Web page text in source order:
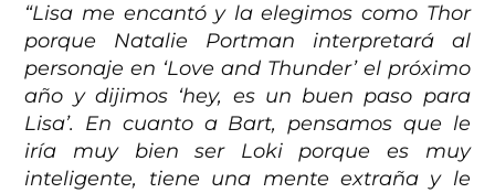
“Lisa me encantó y la elegimos como Thor
porque Natalie Portman interpretará al
personaje en ‘Love and Thunder’ el próximo
año y dijimos ‘hey, es un buen paso para
Lisa’. En cuanto a Bart, pensamos que le
iría muy bien ser Loki porque es muy
inteligente, tiene una mente extraña y le